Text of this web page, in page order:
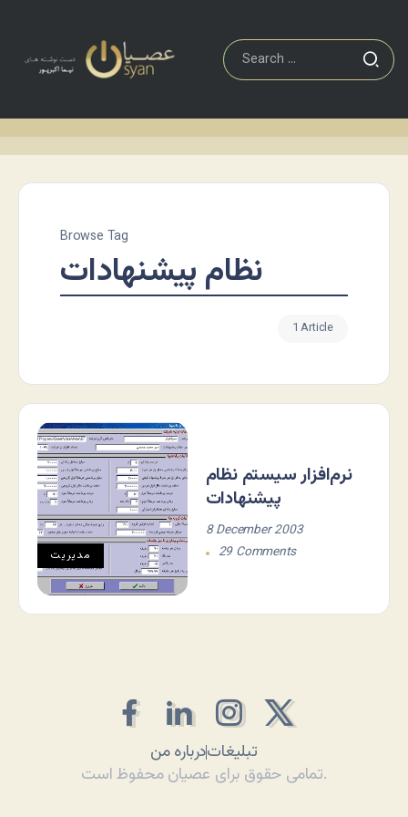
Browse Tag
نظام پیشنهادات
1 Article
مديريت
نرم‌‏افزار سيستم نظام
پيشنهادات
8 December 2003
29 Comments
درباره منتبلیغات
تمامی حقوق برای عصیان محفوظ است.